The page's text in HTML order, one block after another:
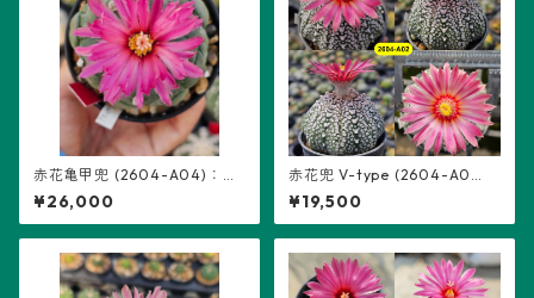
赤花亀甲兜 (2604-A04)：ア
ストロフィツム属 ※実生
¥26,000
赤花兜 V-type (2604-A0
2)：アストロフィツム属 ※実
生
¥19,500